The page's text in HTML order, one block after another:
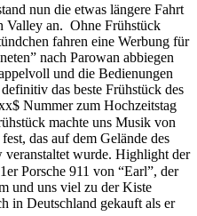
nun die etwas längere Fahrt
Valley an. Ohne Frühstück
fahren eine Werbung für
nach Parowan abbiegen
und die Bedienungen
das beste Frühstück des
Nummer zum Hochzeitstag
machte uns Musik von
das auf dem Gelände des
veranstaltet wurde. Highlight der
Porsche 911 von “Earl”, der
und uns viel zu der Kiste
in Deutschland gekauft als er